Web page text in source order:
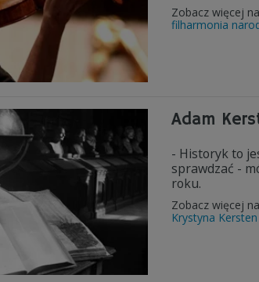
Zobacz więcej
filharmonia
Adam
- Historyk to
sprawdzać -
roku.
Zobacz więcej
Krystyna Kersten